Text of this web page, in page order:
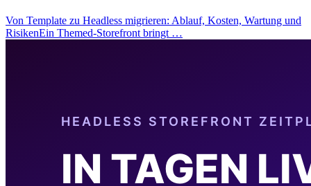
Von Template zu Headless migrieren: Ablauf, Kosten, Wartung und
RisikenEin Themed-Storefront bringt …